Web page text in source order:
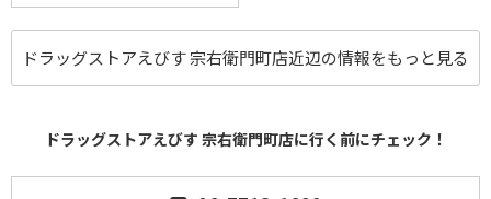
ドラッグストアえびす 宗右衛門町店近辺の情報をもっと見る
ドラッグストアえびす 宗右衛門町店に行く前にチェック！